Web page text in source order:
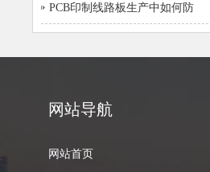
PCB印制线路板生产中如何防
网站导航
网站首页